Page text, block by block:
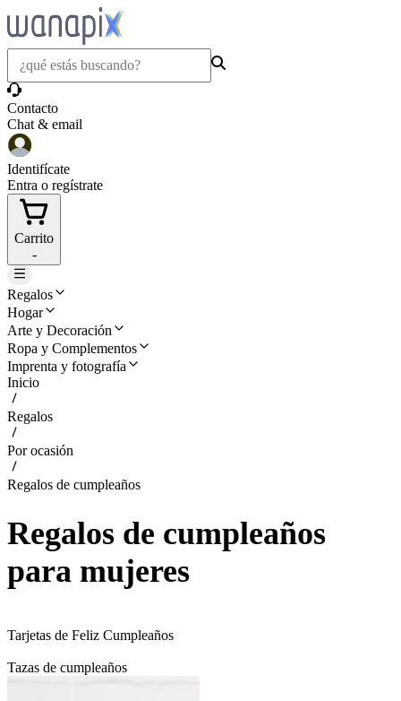
Contacto
Chat & email
Identifícate
Entra o regístrate
Carrito
-
Regalos
Hogar
Arte y Decoración
Ropa y Complementos
Imprenta y fotografía
Inicio
Regalos
Por ocasión
Regalos de cumpleaños
Regalos de cumpleaños
para mujeres
Tarjetas de Feliz Cumpleaños
Tazas de cumpleaños